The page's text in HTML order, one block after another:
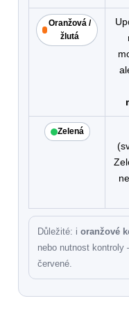
Oranžová /
žlutá
Zelená
Důležité: i oranžové
nebo nutnost
červené.